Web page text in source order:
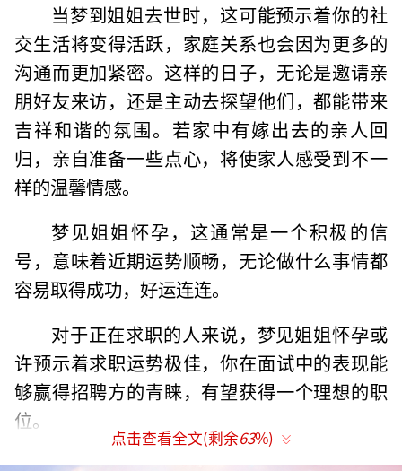
当梦到姐姐去世时，这可能预示着你的社
交生活将变得活跃，家庭关系也会因为更多的
沟通而更加紧密。这样的日子，无论是邀请亲
朋好友来访，还是主动去探望他们，都能带来
吉祥和谐的氛围。若家中有嫁出去的亲人回
归，亲自准备一些点心，将使家人感受到不一
样的温馨情感。
梦见姐姐怀孕，这通常是一个积极的信
号，意味着近期运势顺畅，无论做什么事情都
容易取得成功，好运连连。
对于正在求职的人来说，梦见姐姐怀孕或
许预示着求职运势极佳，你在面试中的表现能
够赢得招聘方的青睐，有望获得一个理想的职
位。
单身人士梦见与姐姐交谈，可能意味着即
点击查看全文(剩余63%)